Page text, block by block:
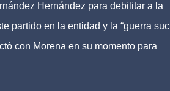
Hernández para debilitar a la
partido en la entidad y la “guerra
con Morena en su momento para